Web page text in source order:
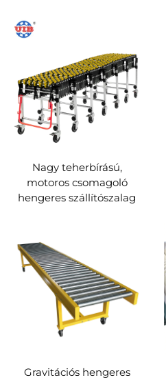
Nagy teherbírású,
motoros csomagoló
hengeres szállítószalag
Gravitációs hengeres